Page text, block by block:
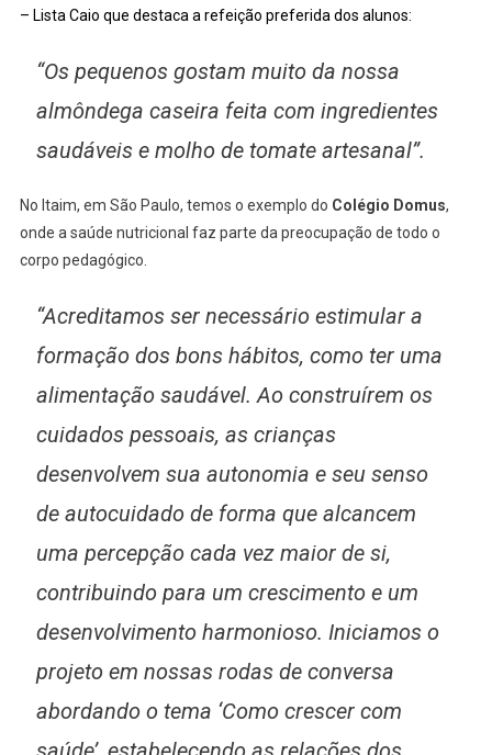
– Lista Caio que destaca a refeição preferida dos alunos:
“Os pequenos gostam muito da nossa
almôndega caseira feita com ingredientes
saudáveis e molho de tomate artesanal”.
No Itaim, em São Paulo, temos o exemplo do Colégio Domus,
onde a saúde nutricional faz parte da preocupação de todo o
corpo pedagógico.
“Acreditamos ser necessário estimular a
formação dos bons hábitos, como ter uma
alimentação saudável. Ao construírem os
cuidados pessoais, as crianças
desenvolvem sua autonomia e seu senso
de autocuidado de forma que alcancem
uma percepção cada vez maior de si,
contribuindo para um crescimento e um
desenvolvimento harmonioso. Iniciamos o
projeto em nossas rodas de conversa
abordando o tema ‘Como crescer com